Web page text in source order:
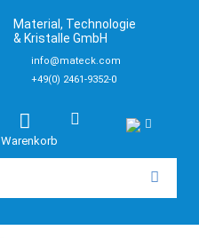
Material, Technologie
& Kristalle GmbH
info@mateck.com
+49(0) 2461-9352-0
Warenkorb